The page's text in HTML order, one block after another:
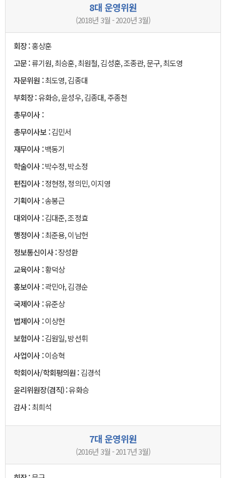
8대 운영위원
(2018년 3월 - 2020년 3월)
회장 :홍상훈
고문 :류기원, 최승훈, 최원철, 김성훈, 조종관, 문구, 최도영
자문위원 :최도영, 김종대
부회장 :유화승, 윤성우, 김종대, 주종천
총무이사 :
총무이사보 :김민서
재무이사 :백동기
학술이사 :박수정, 박소정
편집이사 :정현정, 정의민, 이지영
기획이사 :송봉근
대외이사 :김대준, 조정효
행정이사 :최준용, 이남헌
정보통신이사 :장성환
교육이사 :황덕상
홍보이사 :곽민아, 김경순
국제이사 :유준상
법제이사 :이상헌
보험이사 :김원일, 방선휘
사업이사 :이승혁
학회이사/학회평의원 :김경석
윤리위원장(겸직) :유화승
감사 :최희석
7대 운영위원
(2016년 3월 - 2017년 3월)